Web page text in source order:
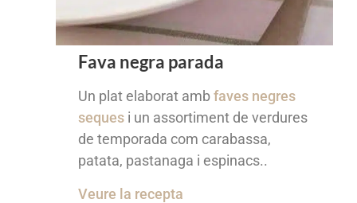
Fava negra parada
Un plat elaborat ambfaves negres
sequesi un assortiment de verdures
de temporada com carabassa,
patata, pastanaga i espinacs..
Veure la recepta